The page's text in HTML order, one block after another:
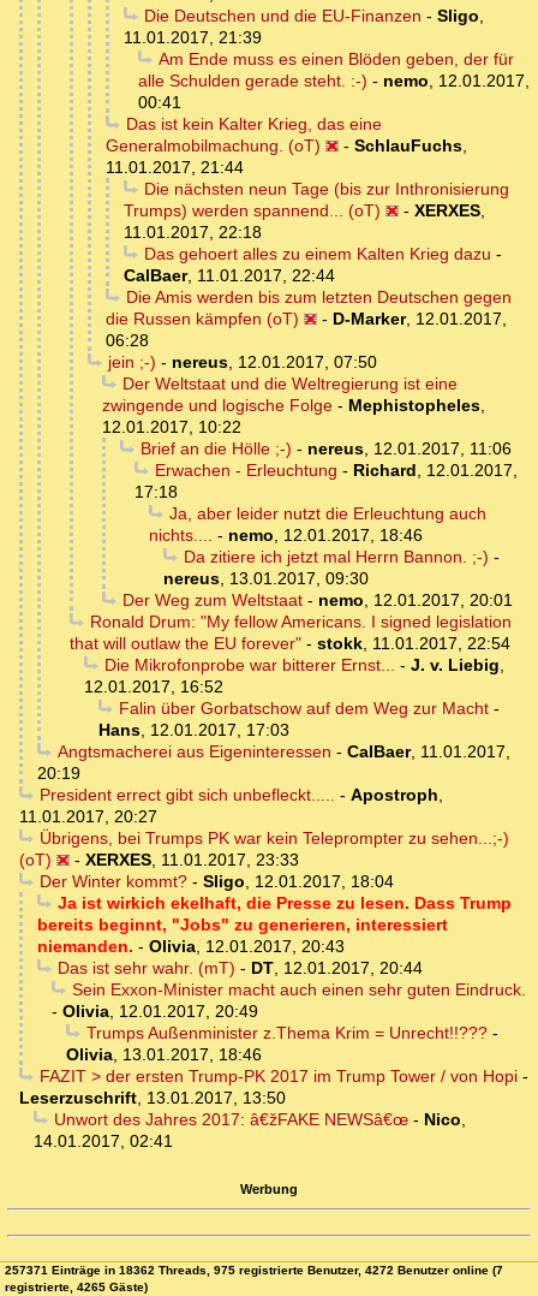
Die Deutschen und die EU-Finanzen - Sligo,
11.01.2017, 21:39
Am Ende muss es einen Blöden geben, der für
alle Schulden gerade steht. :-) - nemo, 12.01.2017,
00:41
Das ist kein Kalter Krieg, das eine
Generalmobilmachung. (oT)
- SchlauFuchs,
11.01.2017, 21:44
Die nächsten neun Tage (bis zur Inthronisierung
Trumps) werden spannend... (oT)
- XERXES,
11.01.2017, 22:18
Das gehoert alles zu einem Kalten Krieg dazu -
CalBaer, 11.01.2017, 22:44
Die Amis werden bis zum letzten Deutschen gegen
die Russen kämpfen (oT)
- D-Marker, 12.01.2017,
06:28
jein ;-) - nereus, 12.01.2017, 07:50
Der Weltstaat und die Weltregierung ist eine
zwingende und logische Folge - Mephistopheles,
12.01.2017, 10:22
Brief an die Hölle ;-) - nereus, 12.01.2017, 11:06
Erwachen - Erleuchtung - Richard, 12.01.2017,
17:18
Ja, aber leider nutzt die Erleuchtung auch
nichts.... - nemo, 12.01.2017, 18:46
Da zitiere ich jetzt mal Herrn Bannon. ;-) -
nereus, 13.01.2017, 09:30
Der Weg zum Weltstaat- nemo, 12.01.2017, 20:01
Ronald Drum: "My fellow Americans. I signed legislation
that will outlaw the EU forever" - stokk, 11.01.2017, 22:54
Die Mikrofonprobe war bitterer Ernst... - J. v. Liebig,
12.01.2017, 16:52
Falin über Gorbatschow auf dem Weg zur Macht-
Hans, 12.01.2017, 17:03
Angtsmacherei aus Eigeninteressen - CalBaer, 11.01.2017,
20:19
President errect gibt sich unbefleckt..... - Apostroph,
11.01.2017, 20:27
Übrigens, bei Trumps PK war kein Teleprompter zu sehen...;-)
(oT)
- XERXES, 11.01.2017, 23:33
Der Winter kommt?- Sligo, 12.01.2017, 18:04
Ja ist wirkich ekelhaft, die Presse zu lesen. Dass Trump
bereits beginnt, "Jobs" zu generieren, interessiert
niemanden. - Olivia, 12.01.2017, 20:43
Das ist sehr wahr. (mT) - DT, 12.01.2017, 20:44
Sein Exxon-Minister macht auch einen sehr guten Eindruck.
- Olivia, 12.01.2017, 20:49
Trumps Außenminister z.Thema Krim = Unrecht!!???-
Olivia, 13.01.2017, 18:46
FAZIT > der ersten Trump-PK 2017 im Trump Tower / von Hopi-
Leserzuschrift, 13.01.2017, 13:50
Unwort des Jahres 2017: â€žFAKE NEWSâ€œ- Nico,
14.01.2017, 02:41
Werbung
257371 Einträge in 18362 Threads, 975 registrierte Benutzer, 4272 Benutzer online (7
registrierte, 4265 Gäste)